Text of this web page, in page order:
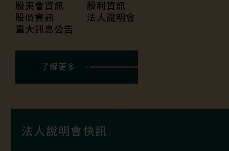
股東會資訊
股利資訊
股價資訊
法人說明會
重大訊息公告
了解更多
法人說明會快訊